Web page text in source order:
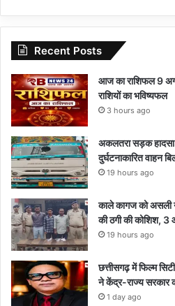
Recent Posts
आज का राशिफल 9
राशियों का भविष्यफल
3 hours ago
अकलतरा सड़क
दुर्घटनाकारित वाहन
19 hours ago
काले कागज को असली
की ठगी की कोशिश, 3
19 hours ago
छत्तीसगढ़ में फिल्म
ने केंद्र-राज्य सरकार
1 day ago